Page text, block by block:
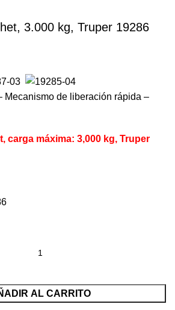
3.000 kg, Truper 19286
Mecanismo de liberación rápida –
carga máxima: 3,000 kg, Truper
AL CARRITO